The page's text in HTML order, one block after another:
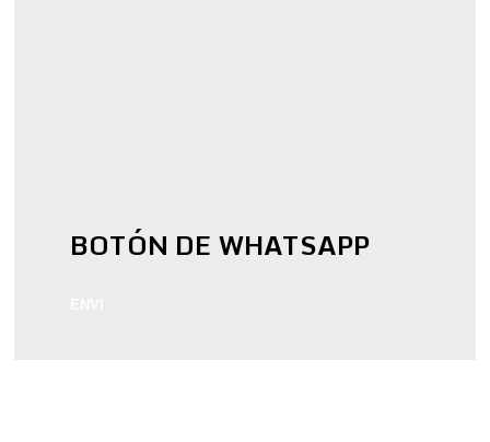
BOTÓN DE WHATSAPP